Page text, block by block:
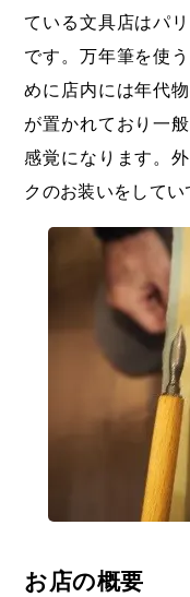
ている文具店はパ
です。万年筆を使
めに店内には年代
が置かれており一
感覚になります。
クのお装いをしてい
お店の概要